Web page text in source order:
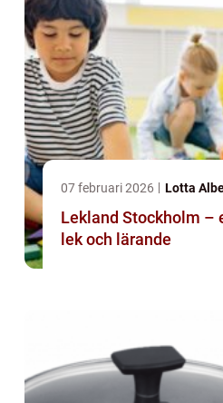
07 februari 2026 Lotta
Lekland Stockholm –
lek och lärande